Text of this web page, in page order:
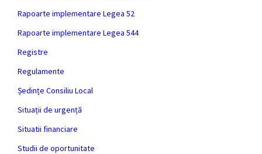
Rapoarte implementare Legea 52
Rapoarte implementare Legea 544
Registre
Regulamente
Ședințe Consiliu Local
Situații de urgență
Situatii financiare
Studii de oportunitate